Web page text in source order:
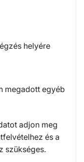
helyére
megadott egyéb
adjon meg
és a
szükséges.